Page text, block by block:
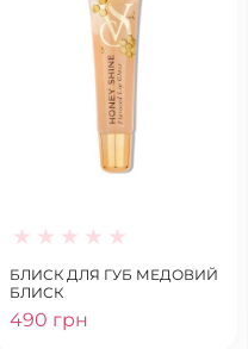
БЛИСК ДЛЯ ГУБ МЕДОВИЙ
БЛИСК
490 грн